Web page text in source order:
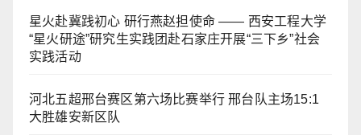
星火赴冀践初心 研行燕赵担使命 —— 西安工程大学
“星火研途”研究生实践团赴石家庄开展“三下乡”社会
实践活动
河北五超邢台赛区第六场比赛举行 邢台队主场15:1
大胜雄安新区队